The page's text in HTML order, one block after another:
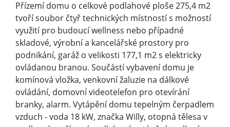
Přízemí domu o celkové podlahové ploše 275,4 m2
tvoří soubor čtyř technických místností s možností
využití pro budoucí wellness nebo případné
skladové, výrobní a kancelářské prostory pro
podnikání, garáž o velikosti 177,1 m2 s elektricky
ovládanou branou. Součástí vybavení domu je
komínová vložka, venkovní žaluzie na dálkové
ovládání, domovní videotelefon pro otevírání
branky, alarm. Vytápění domu tepelným čerpadlem
vzduch - voda 18 kW, značka Willy, otopná tělesa v